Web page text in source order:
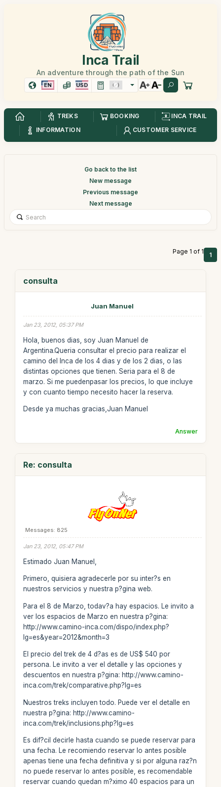
Inca Trail
An adventure through the path of the Sun
EN USD
TREKS BOOKING
INCA TRAIL
INFORMATION
CUSTOMER SERVICE
Go back to the list
New message
Previous message
Next message
Page 1 of 1 1
consulta
Juan Manuel
Jan 23, 2012, 05:37 PM
Hola, buenos dias, soy Juan Manuel de
Argentina.Queria consultar el precio para realizar el
camino del Inca de los 4 dias y de los 2 dias, o las
distintas opciones que tienen. Seria para el 8 de
marzo. Si me puedenpasar los precios, lo que incluye
y con cuanto tiempo necesito hacer la reserva.
Desde ya muchas gracias,Juan Manuel
Answer
Re: consulta
Messages: 825
Jan 23, 2012, 05:47 PM
Estimado Juan Manuel,
Primero, quisiera agradecerle por su inter?s en
nuestros servicios y nuestra p?gina web.
Para el 8 de Marzo, todav?a hay espacios. Le invito a
ver los espacios de Marzo en nuestra p?gina:
http://www.camino-inca.com/dispo/index.php?
lg=es&year=2012&month=3
El precio del trek de 4 d?as es de US$ 540 por
persona. Le invito a ver el detalle y las opciones y
descuentos en nuestra p?gina: http://www.camino-
inca.com/trek/comparative.php?lg=es
Nuestros treks incluyen todo. Puede ver el detalle en
nuestra p?gina: http://www.camino-
inca.com/trek/inclusions.php?lg=es
Es dif?cil decirle hasta cuando se puede reservar para
una fecha. Le recomiendo reservar lo antes posible
apenas tiene una fecha definitiva y si por alguna raz?n
no puede reservar lo antes posible, es recomendable
reservar cuando quedan m?ximo 40 espacios para un